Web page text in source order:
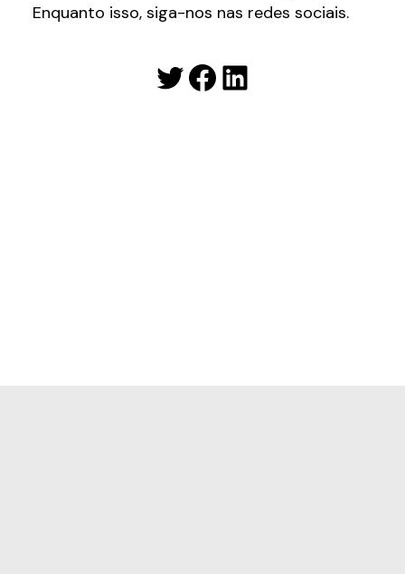
Enquanto isso, siga-nos nas redes sociais.
Twitter
Facebook
LinkedIn